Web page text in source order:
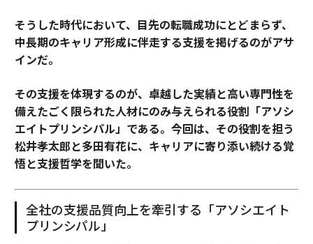
そうした時代において、目先の転職成功にとどまらず、
中長期のキャリア形成に伴走する支援を掲げるのがアサ
インだ。
その支援を体現するのが、卓越した実績と高い専門性を
備えたごく限られた人材にのみ与えられる役割「アソシ
エイトプリンシパル」である。今回は、その役割を担う
松井孝太郎と多田有花に、キャリアに寄り添い続ける覚
悟と支援哲学を聞いた。
全社の支援品質向上を牽引する「アソシエイト
プリンシパル」